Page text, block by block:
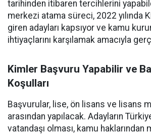
tarihinden itibaren tercihlerini
merkezi atama süreci, 2022 yılında
giren adayları kapsıyor ve kamu
ihtiyaçlarını karşılamak amacıyla
Kimler Başvuru Yapabilir ve
Koşulları
Başvurular, lise, ön lisans ve lisans
arasından yapılacak. Adayların
vatandaşı olması, kamu haklarından